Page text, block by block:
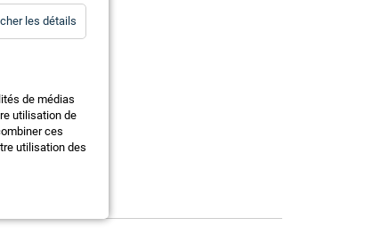
les détails
de médias
utilisation de
ces
utilisation des